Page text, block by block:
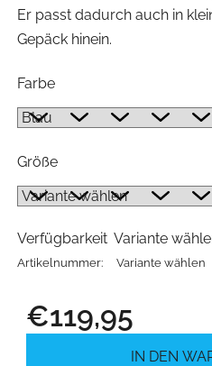
Er passt dadurch auch in
Gepäck hinein.
Farbe
Größe
Verfügbarkeit Variante
Artikelnummer: Variante wählen
€119,95
IN DEN